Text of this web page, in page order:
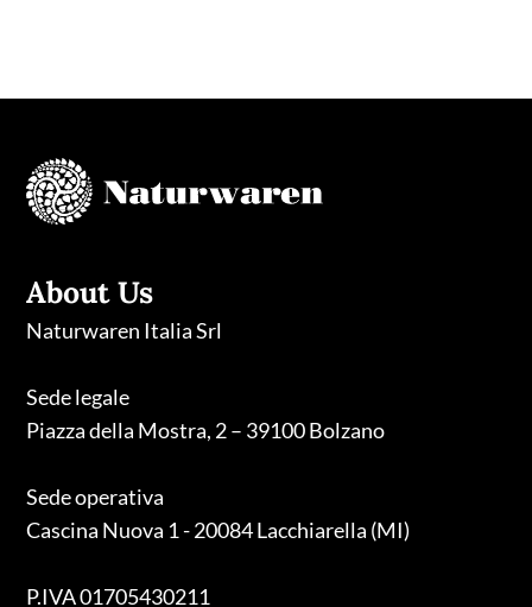
About Us
Naturwaren Italia Srl
Sede legale
Piazza della Mostra, 2 – 39100 Bolzano
Sede operativa
Cascina Nuova 1 - 20084 Lacchiarella (MI)
P.IVA 01705430211